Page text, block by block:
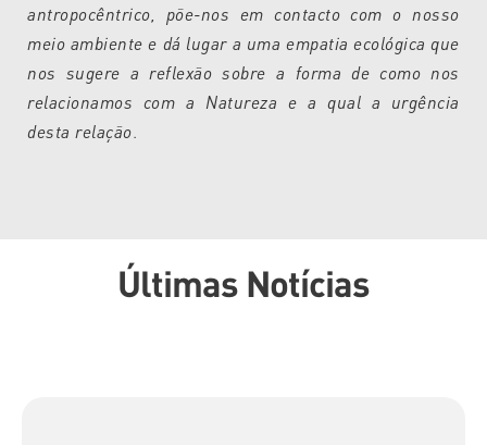
antropocêntrico, põe-nos em contacto com o nosso
meio ambiente e dá lugar a uma empatia ecológica que
nos sugere a reflexão sobre a forma de como nos
relacionamos com a Natureza e a qual a urgência
desta relação.
Últimas Notícias